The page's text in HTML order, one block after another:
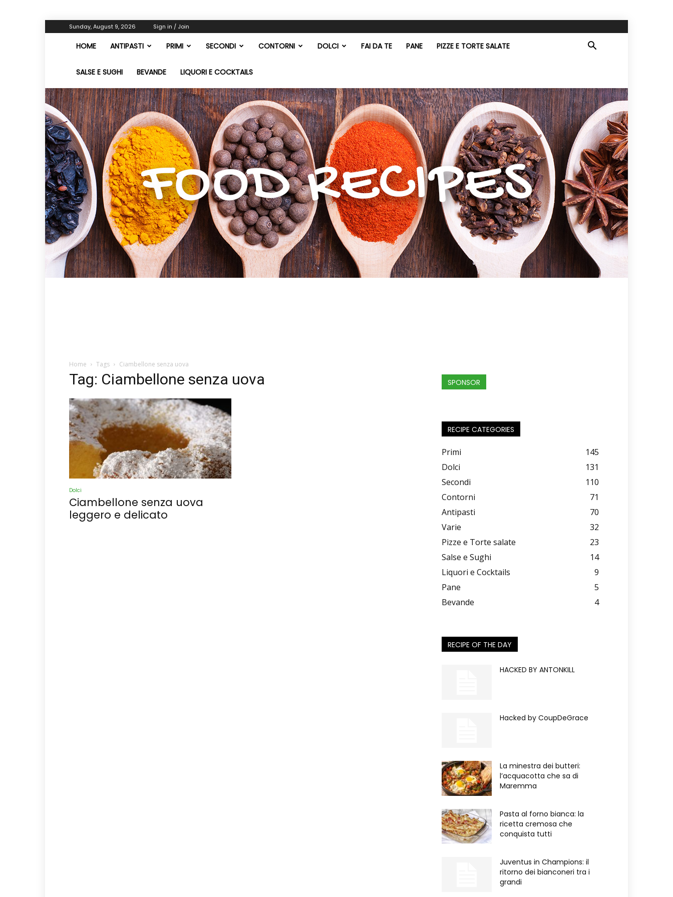
Sunday, August 9, 2026 Sign in / Join
HOME ANTIPASTI PRIMI SECONDI CONTORNI DOLCI FAI DA TE PANE PIZZE E TORTE SALATE
SALSE E SUGHI BEVANDE LIQUORI E COCKTAILS
Home Tags Ciambellone senza uova
Tag: Ciambellone senza uova
Dolci
Ciambellone senza uova
leggero e delicato
SPONSOR
RECIPE CATEGORIES
Primi
145
Dolci
131
Secondi
110
Contorni
71
Antipasti
70
Varie
32
Pizze e Torte salate
23
Salse e Sughi
14
Liquori e Cocktails
9
Pane
5
Bevande
4
RECIPE OF THE DAY
HACKED BY ANTONKILL
Hacked by CoupDeGrace
La minestra dei butteri:
l’acquacotta che sa di
Maremma
Pasta al forno bianca: la
ricetta cremosa che
conquista tutti
Juventus in Champions: il
ritorno dei bianconeri tra i
grandi